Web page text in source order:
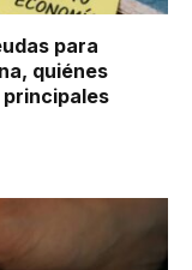
para
quiénes